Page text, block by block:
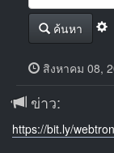
ค้นหา
สิงหาคม 08,
ข่าว:
https://bit.ly/